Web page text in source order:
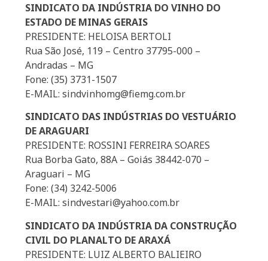
SINDICATO DA INDÚSTRIA DO VINHO DO
ESTADO DE MINAS GERAIS
PRESIDENTE: HELOISA BERTOLI
Rua São José, 119 – Centro 37795-000 –
Andradas – MG
Fone: (35) 3731-1507
E-MAIL: sindvinhomg@fiemg.com.br
SINDICATO DAS INDÚSTRIAS DO VESTUÁRIO
DE ARAGUARI
PRESIDENTE: ROSSINI FERREIRA SOARES
Rua Borba Gato, 88A – Goiás 38442-070 –
Araguari – MG
Fone: (34) 3242-5006
E-MAIL: sindvestari@yahoo.com.br
SINDICATO DA INDÚSTRIA DA CONSTRUÇÃO
CIVIL DO PLANALTO DE ARAXÁ
PRESIDENTE: LUIZ ALBERTO BALIEIRO